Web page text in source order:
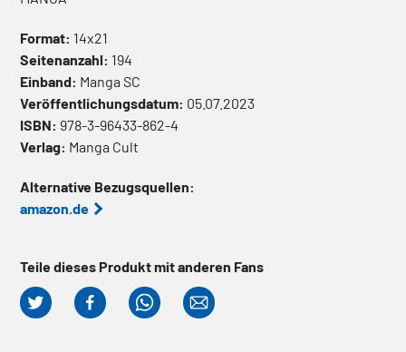
Format: 14x21
Seitenanzahl: 194
Einband: Manga SC
Veröffentlichungsdatum: 05.07.2023
ISBN: 978-3-96433-862-4
Verlag: Manga Cult
Alternative Bezugsquellen:
amazon.de
Teile dieses Produkt mit anderen Fans